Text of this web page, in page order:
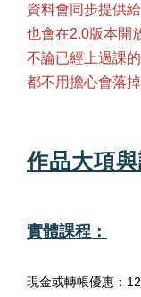
資料會同步提供
也會在2.0版本開
不論已經上過課
都不用擔心會落
作品大項
實體課程：
現金或轉帳優惠：